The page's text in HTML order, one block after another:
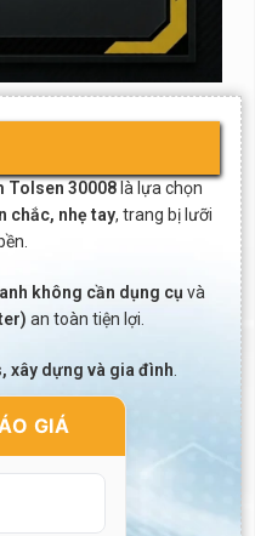
Tolsen 30008 là lựa chọn
chắc, nhẹ tay, trang bị lưỡi
không cần dụng cụ và
an toàn tiện lợi.
xây dựng và gia đình
GIÁ